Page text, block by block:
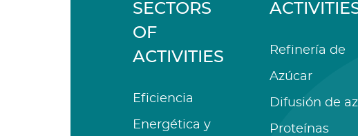
SECTORS
OF
ACTIVITIES
Eficiencia
Energética y
Refinería de
Azúcar
Difusión de
Proteínas